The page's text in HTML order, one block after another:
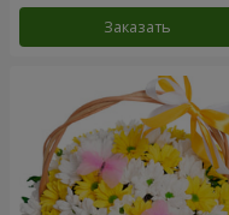
Заказать